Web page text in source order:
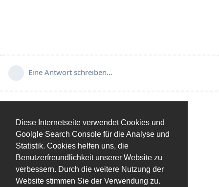
Diese Internetseite verwendet Cookies und
Goolgle Search Console für die Analyse und
Statistik. Cookies helfen uns, die
Benutzerfreundlichkeit unserer Website zu
verbessern. Durch die weitere Nutzung der
Website stimmen Sie der Verwendung zu.
Eine Antwort schreiben…